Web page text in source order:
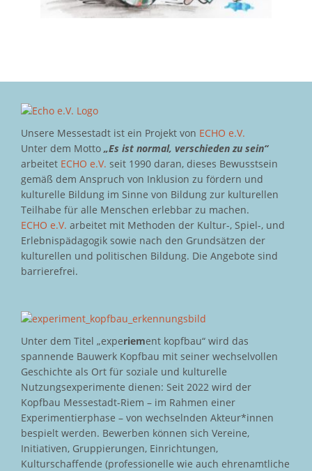
Unsere Messestadt ist ein Projekt von ECHO e.V.
Unter dem Motto „Es ist normal, verschieden zu sein“
arbeitet ECHO e.V. seit 1990 daran, dieses Bewusstsein
gemäß dem Anspruch von Inklusion zu fördern und
kulturelle Bildung im Sinne von Bildung zur kulturellen
Teilhabe für alle Menschen erlebbar zu machen.
ECHO e.V. arbeitet mit Methoden der Kultur-, Spiel-, und
Erlebnispädagogik sowie nach den Grundsätzen der
kulturellen und politischen Bildung. Die Angebote sind
barrierefrei.
Unter dem Titel „experiement kopfbau“ wird das
spannende Bauwerk Kopfbau mit seiner wechselvollen
Geschichte als Ort für soziale und kulturelle
Nutzungsexperimente dienen: Seit 2022 wird der
Kopfbau Messestadt-Riem – im Rahmen einer
Experimentierphase – von wechselnden Akteur*innen
bespielt werden. Bewerben können sich Vereine,
Initiativen, Gruppierungen, Einrichtungen,
Kulturschaffende (professionelle wie auch ehrenamtliche